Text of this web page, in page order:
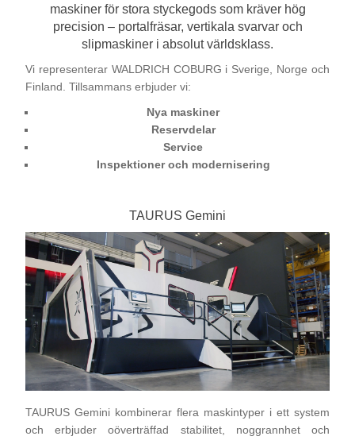
Bearbetning av stång, rör och profiler
maskiner för stora styckegods som kräver hög
precision – portalfräsar, vertikala svarvar och
slipmaskiner i absolut världsklass.
Vi representerar WALDRICH COBURG i Sverige, Norge och
Finland. Tillsammans erbjuder vi:
Nya maskiner
Reservdelar
Service
Inspektioner och modernisering
TAURUS Gemini
TAURUS Gemini kombinerar flera maskintyper i ett system
och erbjuder oöverträffad stabilitet, noggrannhet och